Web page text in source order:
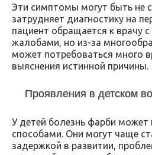
Эти симптомы могут быть не
затрудняет диагностику на
пациент обращается к врачу
жалобами, но из-за
может потребоваться много
выяснения истинной причины.
Проявления в детском
У детей болезнь фарби
способами. Они могут чаще
задержкой в развитии,